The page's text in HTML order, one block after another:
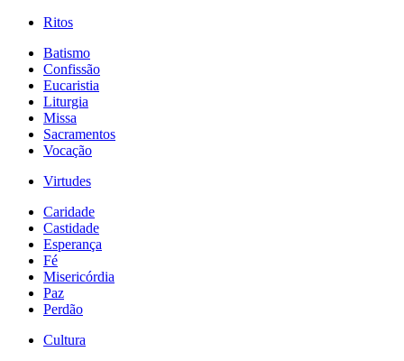
Ritos
Batismo
Confissão
Eucaristia
Liturgia
Missa
Sacramentos
Vocação
Virtudes
Caridade
Castidade
Esperança
Fé
Misericórdia
Paz
Perdão
Cultura